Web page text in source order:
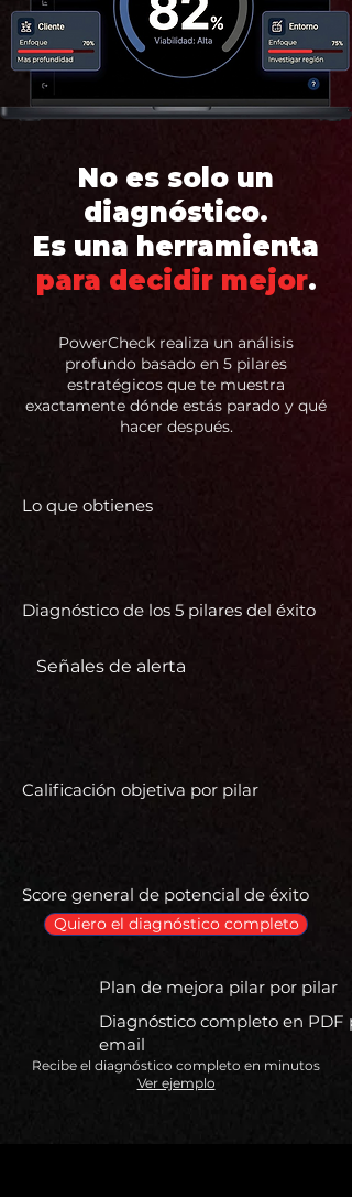
No es solo un
diagnóstico.
Es una herramienta
para decidir mejor.
PowerCheck realiza un análisis
profundo basado en 5 pilares
estratégicos que te muestra
exactamente dónde estás parado y qué
hacer después.
Lo que obtienes
Diagnóstico de los 5 pilares del éxito
Señales de alerta
Calificación objetiva por pilar
Score general de potencial de éxito
Plan de mejora pilar por pilar
Diagnóstico completo en PDF
email
Quiero el diagnóstico completo
Recibe el diagnóstico completo en minutos
Ver ejemplo